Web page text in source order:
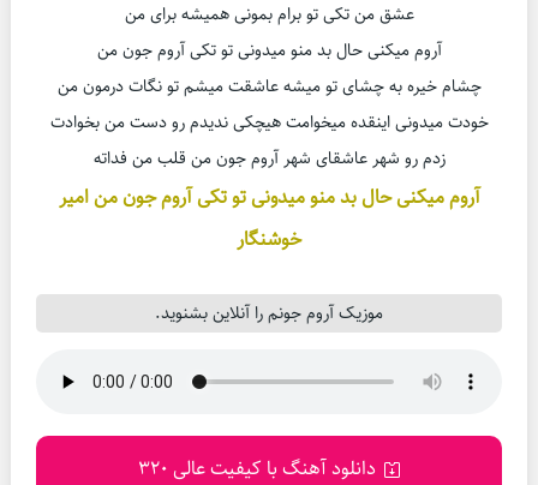
عشق من تکی تو برام بمونی همیشه برای من
آروم میکنی حال بد منو میدونی تو تکی آروم جون من
چشام خیره به چشای تو میشه عاشقت میشم تو نگات درمون من
خودت میدونی اینقده میخوامت هیچکی ندیدم رو دست من بخوادت
زدم رو شهر عاشقای شهر آروم جون من قلب من فداته
آروم میکنی حال بد منو میدونی تو تکی آروم جون من امیر
خوشنگار
موزیک آروم جونم را آنلاین بشنوید.
دانلود آهنگ با کیفیت عالی 320